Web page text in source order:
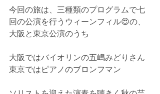
今回の旅は、三種類のプログラムで七
回の公演を行うウィーンフィル😍の、
大阪と東京公演のうち
大阪ではバイオリンの五嶋みどりさん
東京ではピアノのブロンフマン